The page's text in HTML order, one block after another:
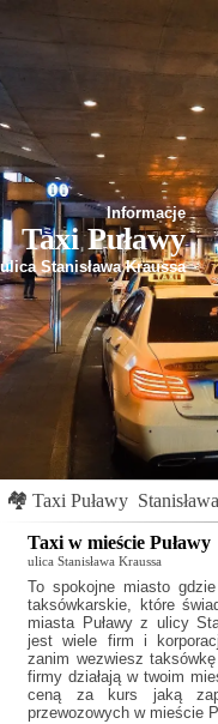
Informacje
Taxi Puławy
ulica Stanisława Kraussa
🏘 Taxi Puławy
Taxi w mieście Puławy
ulica Stanisława Kraussa
To spokojne miasto
taksówkarskie, które
miasta Puławy z ulicy
jest wiele firm i
zanim wezwiesz
firmy działają w twoim
ceną za kurs jaką
przewozowych w mieście